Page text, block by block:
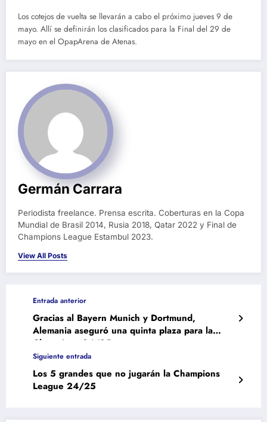
Los cotejos de vuelta se llevarán a cabo el próximo jueves 9 de
mayo. Allí se definirán los clasificados para la Final del 29 de
mayo en el OpapArena de Atenas.
Germán Carrara
Periodista freelance. Prensa escrita. Coberturas en la Copa
Mundial de Brasil 2014, Rusia 2018, Qatar 2022 y Final de
Champions League Estambul 2023.
View All Posts
Entrada anterior
Gracias al Bayern Munich y Dortmund,
Alemania aseguró una quinta plaza para la
Champions 24/25
Siguiente entrada
Los 5 grandes que no jugarán la Champions
League 24/25